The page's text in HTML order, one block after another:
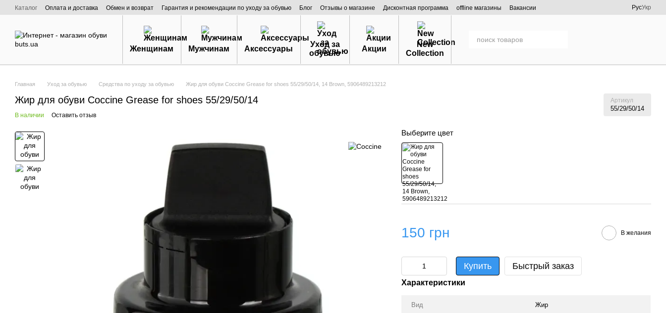
Перейти к основному контенту
Каталог Оплата и доставка Обмен и возврат Гарантия и рекомендации по уходу за обувью Блог Отзывы о магазине Дисконтная программа offline магазины
Вакансии
О нас
РусУкр
Женщинам Мужчинам Аксессуары
Уход за
обувью
Акции
New
Collection
Главная Уход за обувью Средства по уходу за обувью Жир для обуви Coccine Grease for shoes 55/29/50/14, 14 Brown, 5906489213212
Жир для обуви Coccine Grease for shoes 55/29/50/14 Артикул
55/29/50/14
В наличии Оставить отзыв
Выберите цвет
150 грн В желания
Купить Быстрый заказ
Характеристики
Вид Жир